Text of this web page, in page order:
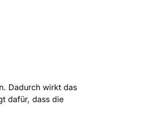
Dadurch wirkt das
dafür, dass die